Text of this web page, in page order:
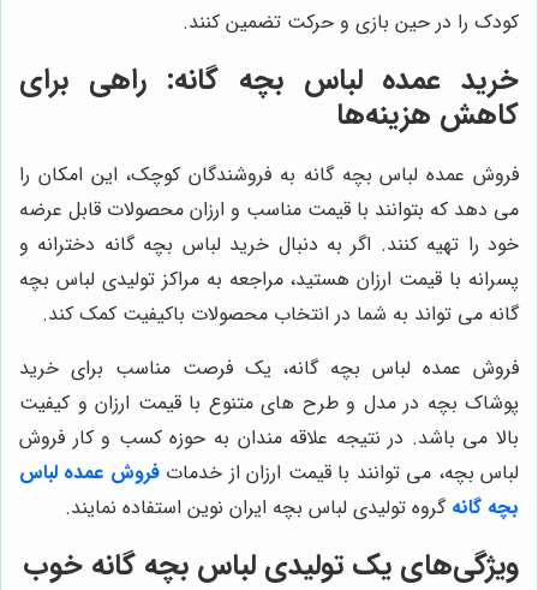
کودک را در حین بازی و حرکت تضمین کنند.
خرید عمده لباس بچه گانه: راهی برای
کاهش هزینه‌ها
فروش عمده لباس بچه گانه به فروشندگان کوچک، این امکان را
می دهد که بتوانند با قیمت مناسب و ارزان محصولات قابل عرضه
خود را تهیه کنند. اگر به دنبال خرید لباس بچه گانه دخترانه و
پسرانه با قیمت ارزان هستید، مراجعه به مراکز تولیدی لباس بچه
گانه می تواند به شما در انتخاب محصولات باکیفیت کمک کند.
فروش عمده لباس بچه گانه، یک فرصت مناسب برای خرید
پوشاک بچه در مدل و طرح های متنوع با قیمت ارزان و کیفیت
بالا می باشد. در نتیجه علاقه مندان به حوزه کسب و کار فروش
لباس بچه، می توانند با قیمت ارزان از خدماتفروش عمده لباس
بچه گانه گروه تولیدی لباس بچه ایران نوین استفاده نمایند.
ویژگی‌های یک تولیدی لباس بچه گانه خوب